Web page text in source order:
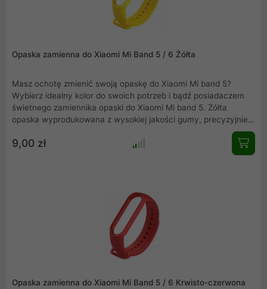
Opaska zamienna do Xiaomi Mi Band 5 / 6 Żółta
Masz ochotę zmienić swoją opaskę do Xiaomi Mi band 5?
Wybierz idealny kolor do swoich potrzeb i bądź posiadaczem
świetnego zamiennika opaski do Xiaomi Mi band 5. Żółta
opaska wyprodukowana z wysokiej jakości gumy, precyzyjnie
Elegancka, łatwa w montażu i idealnie dopasowana do Mi band
9,00 zł
Opaska zamienna do Xiaomi Mi Band 5 / 6 Krwisto-czerwona